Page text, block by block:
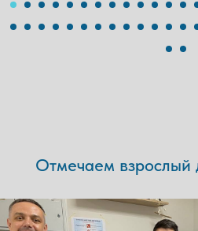
Отмечаем взрослый